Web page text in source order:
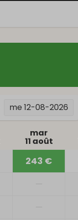
me 12-08-2026
mar
11 août
243 €